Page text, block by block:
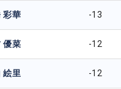
彩華 -13
優菜 -12
絵里 -12